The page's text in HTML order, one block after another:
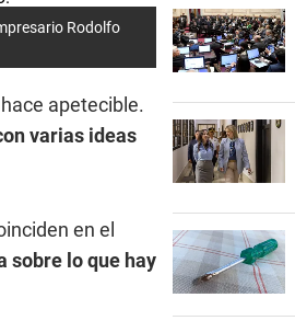
Rodolfo
apetecible.
varias ideas
en el
sobre lo que hay